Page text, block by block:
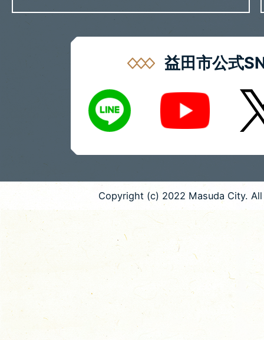
益田市公式
LINE
Youtube X
Copyright (c) 2022 Masuda City.